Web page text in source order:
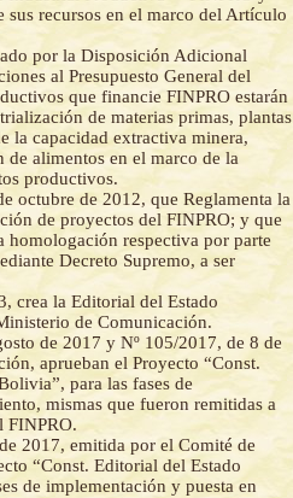
recursos en el marco del Artículo
por la Disposición Adicional
al Presupuesto General del
que financie FINPRO estarán
de materias primas, plantas
la capacidad extractiva minera,
alimentos en el marco de la
productivos.
octubre de 2012, que Reglamenta la
de proyectos del FINPRO; y que
respectiva por parte
Decreto Supremo, a ser
crea la Editorial del Estado
de Comunicación.
de 2017 y Nº 105/2017, de 8 de
aprueban el Proyecto “Const.
para las fases de
mismas que fueron remitidas a
FINPRO.
2017, emitida por el Comité de
“Const. Editorial del Estado
de implementación y puesta en